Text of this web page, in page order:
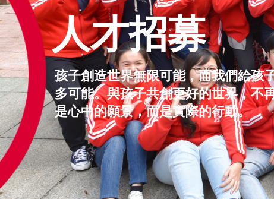
人才招募
孩子創造世界無限可能，而我們給孩
多可能。與孩子共創更好的世界，不
是心中的願景，而是實際的行動。